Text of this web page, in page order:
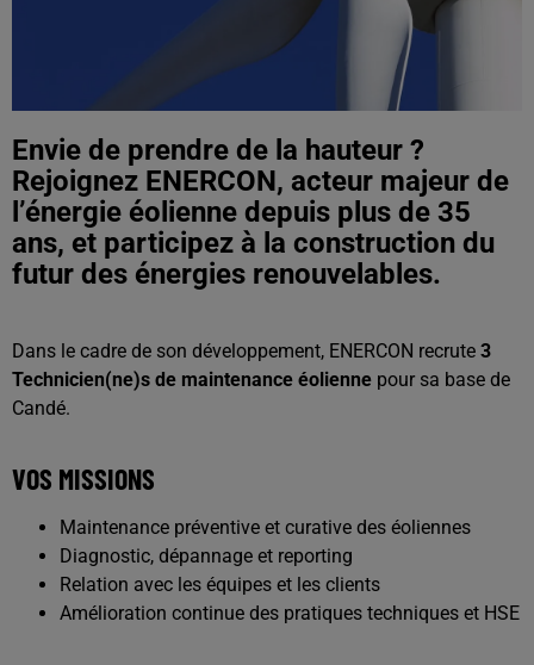
Envie de prendre de la hauteur ?
Rejoignez ENERCON, acteur majeur de
l’énergie éolienne depuis plus de 35
ans, et participez à la construction du
futur des énergies renouvelables.
Dans le cadre de son développement, ENERCON recrute 3
Technicien(ne)s de maintenance éolienne pour sa base de
Candé.
VOS MISSIONS
Maintenance préventive et curative des éoliennes
Diagnostic, dépannage et reporting
Relation avec les équipes et les clients
Amélioration continue des pratiques techniques et HSE